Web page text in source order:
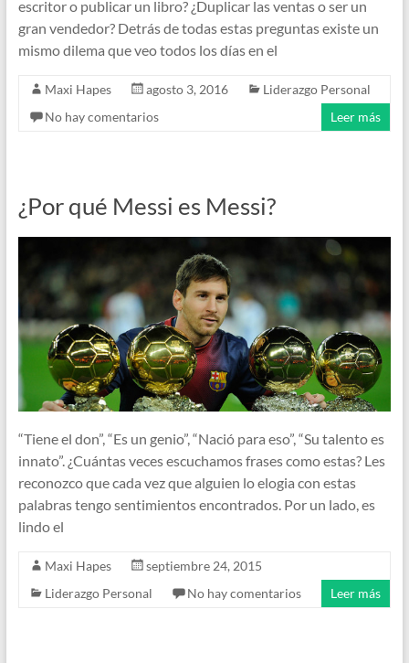
escritor o publicar un libro? ¿Duplicar las ventas o ser un
gran vendedor? Detrás de todas estas preguntas existe un
mismo dilema que veo todos los días en el
Maxi Hapes agosto 3, 2016
Liderazgo Personal
No hay comentarios
Leer más
¿Por qué Messi es Messi?
“Tiene el don”, “Es un genio”, “Nació para eso”, “Su talento es
innato”. ¿Cuántas veces escuchamos frases como estas? Les
reconozco que cada vez que alguien lo elogia con estas
palabras tengo sentimientos encontrados. Por un lado, es
lindo el
Maxi Hapes
septiembre 24, 2015
Liderazgo Personal
No hay comentarios Leer más